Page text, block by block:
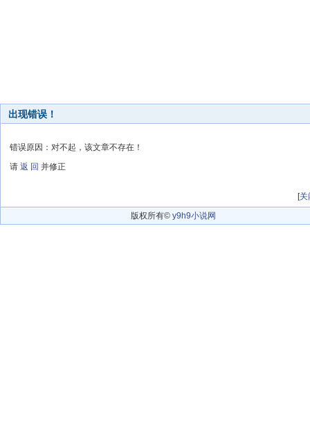
出现错误！
错误原因：对不起，该文章不存在！
请 返 回 并修正
[关
版权所有© y9h9小说网